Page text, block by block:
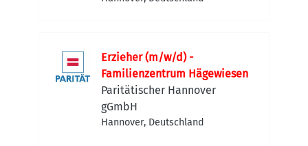
Erzieher (m/w/d) -
Familienzentrum Hägewiesen
Paritätischer Hannover
gGmbH
Hannover, Deutschland